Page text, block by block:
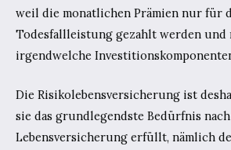
weil die monatlichen Prämien nur für
Todesfallleistung gezahlt werden
irgendwelche
Die Risikolebensversicherung ist
sie das grundlegendste Bedürfnis
Lebensversicherung erfüllt, nämlich